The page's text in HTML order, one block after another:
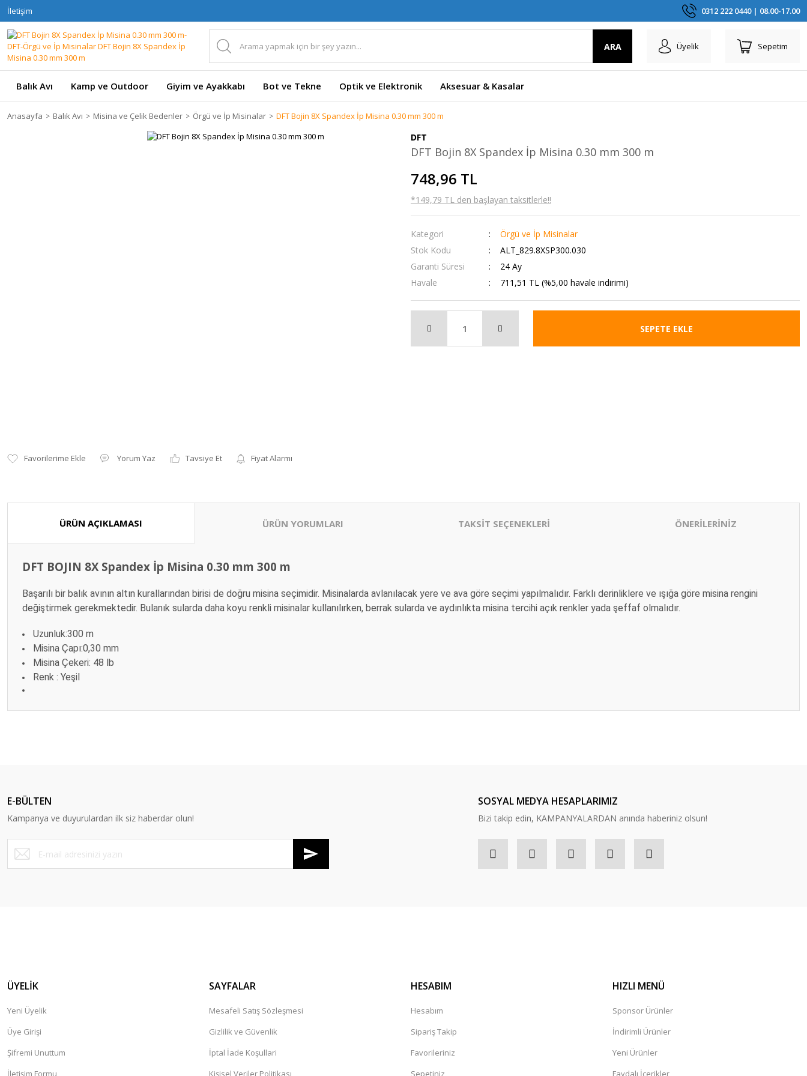
İletişim 0312 222 0440 | 08.00-17.00
ARA Üyelik Sepetim
Balık Avı Kamp ve Outdoor Giyim ve Ayakkabı Bot ve Tekne Optik ve Elektronik Aksesuar & Kasalar
Anasayfa Balık Avı Misina ve Çelik Bedenler Örgü ve İp Misinalar DFT Bojin 8X Spandex İp Misina 0.30 mm 300 m
Yorum Yaz Tavsiye Et Fiyat Alarmı
DFT
DFT Bojin 8X Spandex İp Misina 0.30 mm 300 m
748,96 TL
*149,79 TL den başlayan taksitlerle!!
Kategori
Örgü ve İp Misinalar
Stok Kodu
ALT_829.8XSP300.030
Garanti Süresi
24 Ay
Havale
711,51 TL (%5,00 havale indirimi)
SEPETE EKLE
ÜRÜN AÇIKLAMASI ÜRÜN YORUMLARI TAKSİT SEÇENEKLERİ ÖNERİLERİNİZ
DFT BOJIN 8X Spandex İp Misina 0.30 mm 300 m
Başarılı bir balık avının altın kurallarından birisi de doğru misina seçimidir. Misinalarda avlanılacak yere ve ava göre seçimi yapılmalıdır. Farklı derinliklere ve ışığa göre misina rengini
değiştirmek gerekmektedir. Bulanık sularda daha koyu renkli misinalar kullanılırken, berrak sularda ve aydınlıkta misina tercihi açık renkler yada şeffaf olmalıdır.
Uzunluk:300 m
Misina Çapı:0,30 mm
Misina Çekeri: 48 lb
Renk : Yeşil
Ürün bilgilerinde hatalar bulunuyor.
Ürün fiyatı diğer sitelerden daha pahalı.
Bu ürüne benzer farklı alternatifler olmalı.
E-BÜLTEN
Kampanya ve duyurulardan ilk siz haberdar olun!
SOSYAL MEDYA HESAPLARIMIZ
Bizi takip edin, KAMPANYALARDAN anında haberiniz olsun!
ÜYELİK
Yeni Üyelik
Üye Girişi
Şifremi Unuttum
İletişim Formu
SAYFALAR
Mesafeli Satış Sözleşmesi
Gizlilik ve Güvenlik
İptal İade Koşullari
Kişisel Veriler Politikası
HESABIM
Hesabım
Sipariş Takip
Favorileriniz
Sepetiniz
HIZLI MENÜ
Sponsor Ürünler
İndirimli Ürünler
Yeni Ürünler
Faydalı İçerikler